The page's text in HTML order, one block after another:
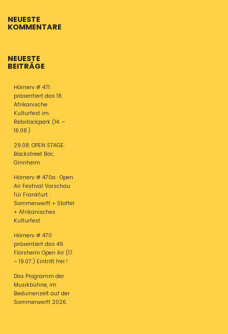
NEUESTE
KOMMENTARE
NEUESTE
BEITRÄGE
Hörnerv # 471
präsentiert das 18.
Afrikanische
Kulturfest im
Rebstockpark (14. –
16.08.)
29.08. OPEN STAGE:
Backstreet Bar,
Ginnheim
Hörnerv # 470a : Open
Air Festival Vorschau
für Frankfurt :
Sommerwerft + Stoffel
+ Afrikanisches
Kulturfest
Hörnerv # 470
präsentiert das 49.
Flörsheim Open Air (17.
– 19.07.) Eintritt frei !
Das Programm der
Musikbühne, im
Beduinenzelt auf der
Sommerwerft 2026.